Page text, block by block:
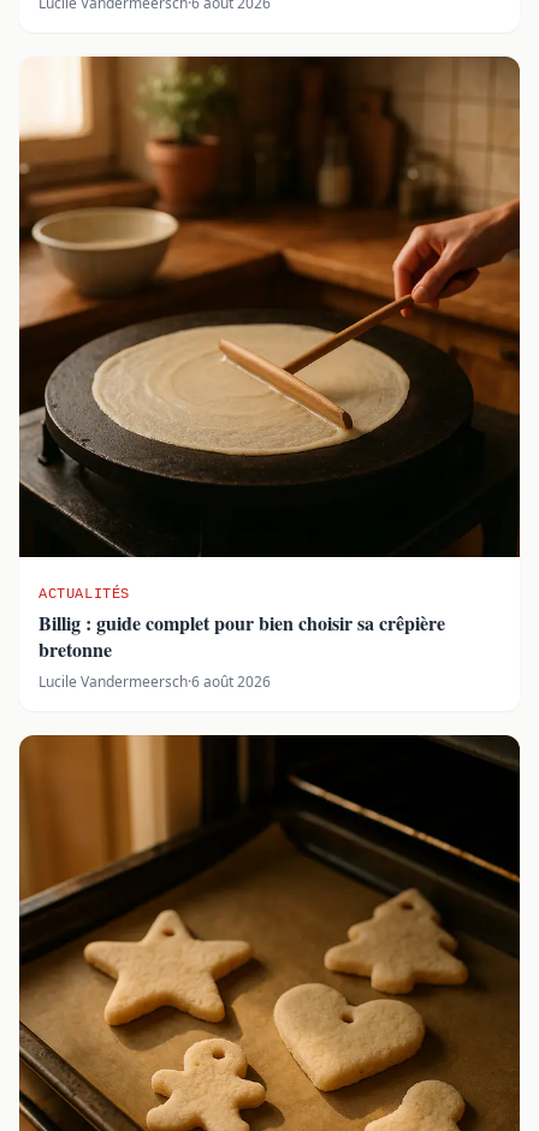
ACTUALITÉS
Billig : guide complet pour bien choisir sa crêpière
bretonne
Lucile Vandermeersch·6 août 2026